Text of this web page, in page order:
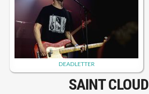
DEADLETTER
SAINT CLOUD